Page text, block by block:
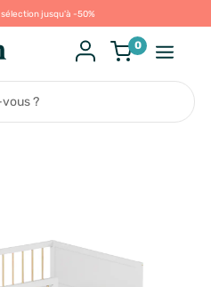
sélection jusqu'à -50%
0